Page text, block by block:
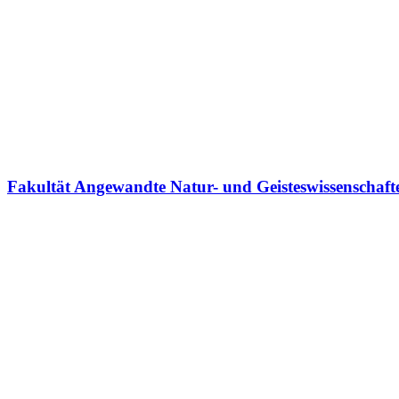
Fakultät Angewandte Natur- und